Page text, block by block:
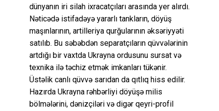
dünyanın iri silah ixracatçıları arasında yer alırdı.
Nəticədə istifadəyə yararlı tankların, döyüş
maşınlarının, artilleriya qurğularının əksəriyyəti
satılıb. Bu səbəbdən separatçıların qüvvələrinin
artdığı bir vaxtda Ukrayna ordusunu sursat və
texnika ilə təchiz etmək imkanları tükənir.
Üstəlik canlı qüvvə sarıdan da qıtlıq hiss edilir.
Hazırda Ukrayna rəhbərliyi döyüşə milis
bölmələrini, dənizçiləri və digər qeyri-profil